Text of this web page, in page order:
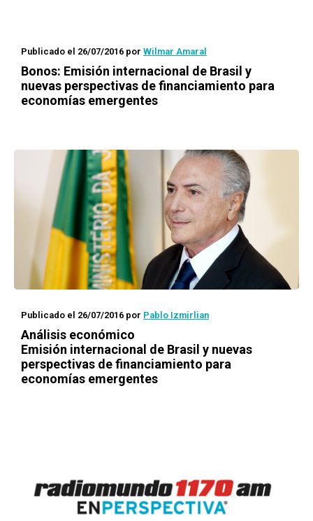
Publicado el 26/07/2016 por Wilmar Amaral
Bonos: Emisión internacional de Brasil y
nuevas perspectivas de financiamiento para
economías emergentes
Publicado el 26/07/2016 por Pablo Izmirlian
Análisis económico
Emisión internacional de Brasil y nuevas
perspectivas de financiamiento para
economías emergentes